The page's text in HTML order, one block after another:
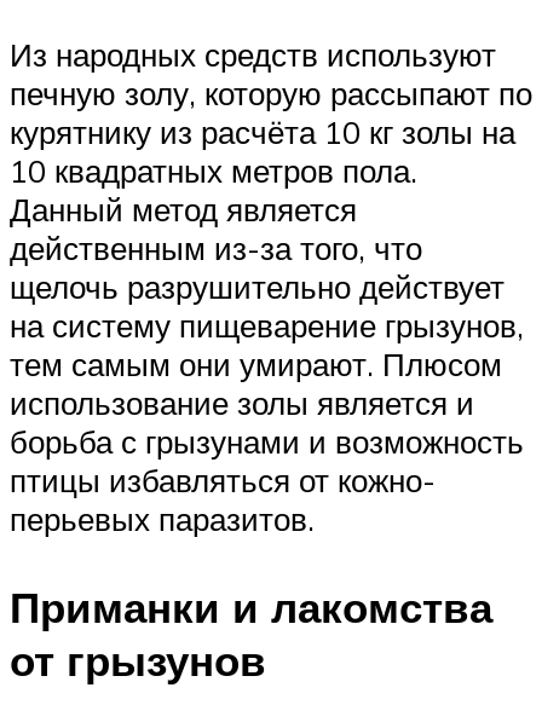
Из народных средств используют
печную золу, которую рассыпают по
курятнику из расчёта 10 кг золы на
10 квадратных метров пола.
Данный метод является
действенным из-за того, что
щелочь разрушительно действует
на систему пищеварение грызунов,
тем самым они умирают. Плюсом
использование золы является и
борьба с грызунами и возможность
птицы избавляться от кожно-
перьевых паразитов.
Приманки и лакомства
от грызунов